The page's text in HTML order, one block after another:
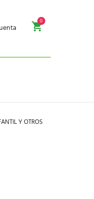
0
Y OTROS